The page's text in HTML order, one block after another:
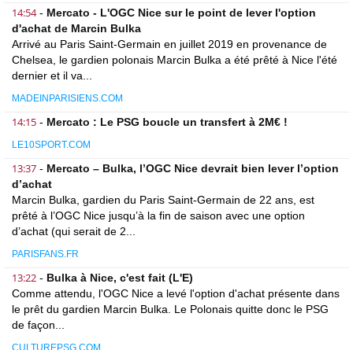
14:54- Mercato - L'OGC Nice sur le point de lever l'option
d'achat de Marcin Bulka
Arrivé au Paris Saint-Germain en juillet 2019 en provenance de
Chelsea, le gardien polonais Marcin Bulka a été prêté à Nice l'été
dernier et il va...
MADEINPARISIENS.COM
14:15 - Mercato : Le PSG boucle un transfert à 2M€ !
LE10SPORT.COM
13:37 - Mercato – Bulka, l’OGC Nice devrait bien lever l’option
d’achat
Marcin Bulka, gardien du Paris Saint-Germain de 22 ans, est
prêté à l’OGC Nice jusqu’à la fin de saison avec une option
d’achat (qui serait de 2...
PARISFANS.FR
13:22 - Bulka à Nice, c'est fait (L'E)
Comme attendu, l'OGC Nice a levé l'option d'achat présente dans
le prêt du gardien Marcin Bulka. Le Polonais quitte donc le PSG
de façon...
CULTUREPSG.COM